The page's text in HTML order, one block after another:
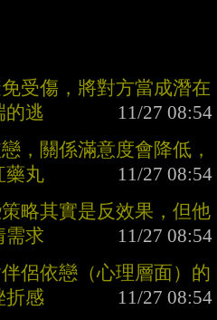
受傷，將對方當成潛在
的逃
，關係滿意度會降低，
藥丸
略其實是反效果，但他
需求
侶依戀（心理層面）的
折感